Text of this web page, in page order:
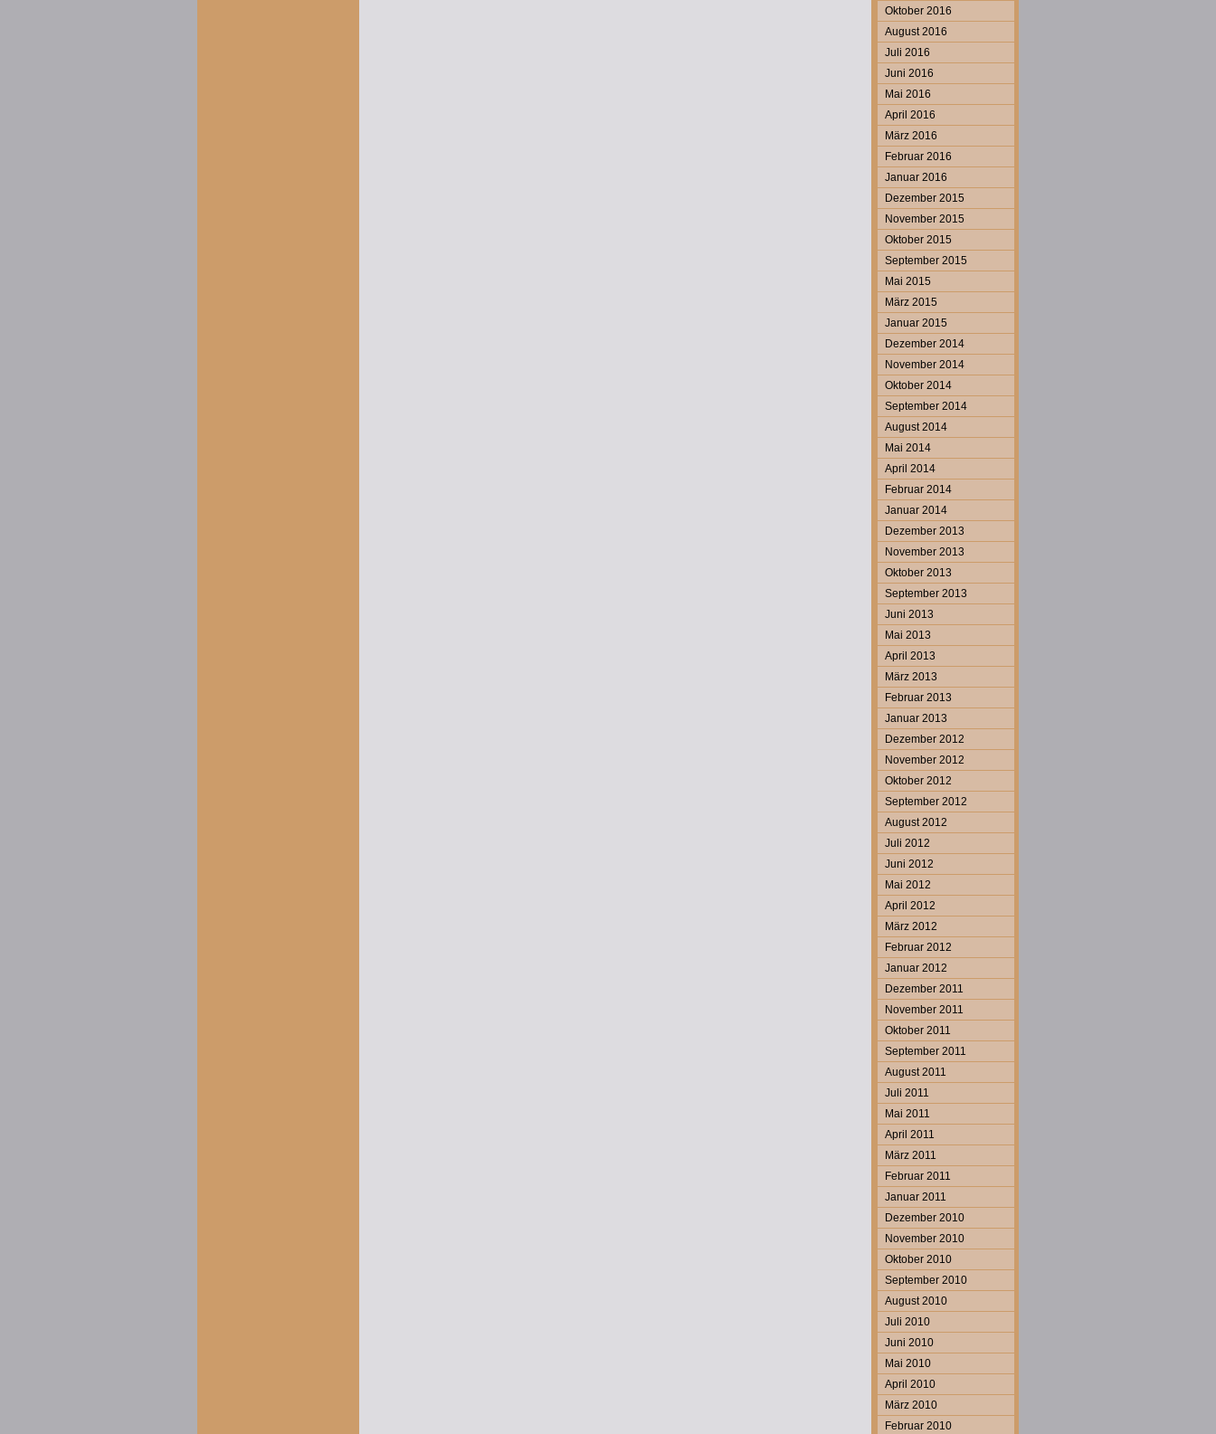
Oktober 2016
August 2016
Juli 2016
Juni 2016
Mai 2016
April 2016
März 2016
Februar 2016
Januar 2016
Dezember 2015
November 2015
Oktober 2015
September 2015
Mai 2015
März 2015
Januar 2015
Dezember 2014
November 2014
Oktober 2014
September 2014
August 2014
Mai 2014
April 2014
Februar 2014
Januar 2014
Dezember 2013
November 2013
Oktober 2013
September 2013
Juni 2013
Mai 2013
April 2013
März 2013
Februar 2013
Januar 2013
Dezember 2012
November 2012
Oktober 2012
September 2012
August 2012
Juli 2012
Juni 2012
Mai 2012
April 2012
März 2012
Februar 2012
Januar 2012
Dezember 2011
November 2011
Oktober 2011
September 2011
August 2011
Juli 2011
Mai 2011
April 2011
März 2011
Februar 2011
Januar 2011
Dezember 2010
November 2010
Oktober 2010
September 2010
August 2010
Juli 2010
Juni 2010
Mai 2010
April 2010
März 2010
Februar 2010